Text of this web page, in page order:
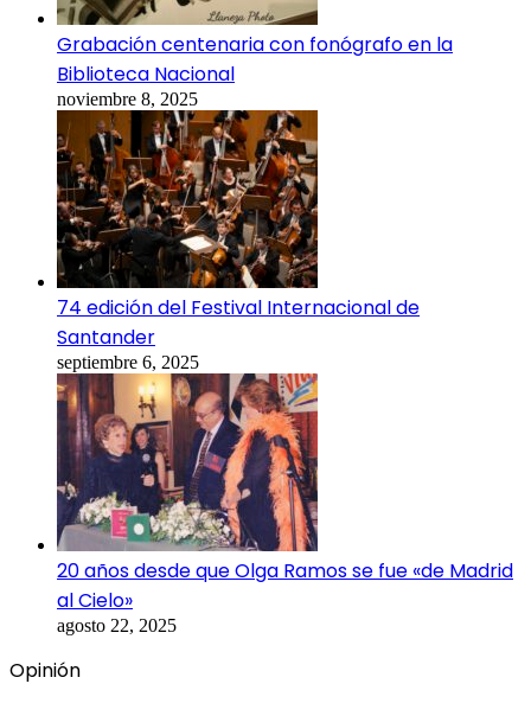
Grabación centenaria con fonógrafo en la
Biblioteca Nacional
noviembre 8, 2025
74 edición del Festival Internacional de
Santander
septiembre 6, 2025
20 años desde que Olga Ramos se fue «de Madrid
al Cielo»
agosto 22, 2025
Opinión